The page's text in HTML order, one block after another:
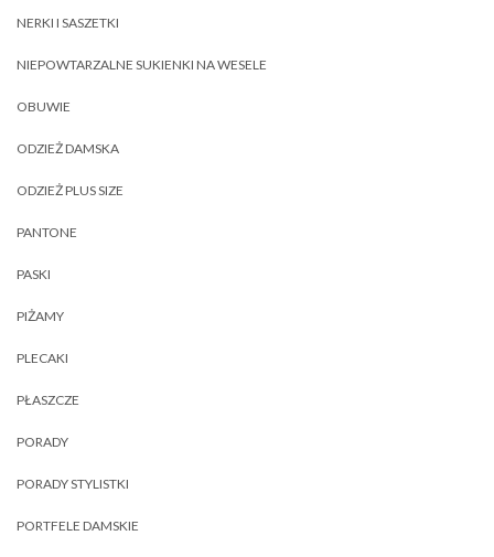
NERKI I SASZETKI
NIEPOWTARZALNE SUKIENKI NA WESELE
OBUWIE
ODZIEŻ DAMSKA
ODZIEŻ PLUS SIZE
PANTONE
PASKI
PIŻAMY
PLECAKI
PŁASZCZE
PORADY
PORADY STYLISTKI
PORTFELE DAMSKIE